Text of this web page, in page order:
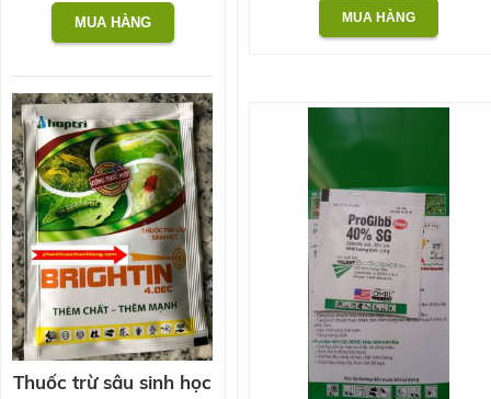
Thuốc trừ sâu sinh học